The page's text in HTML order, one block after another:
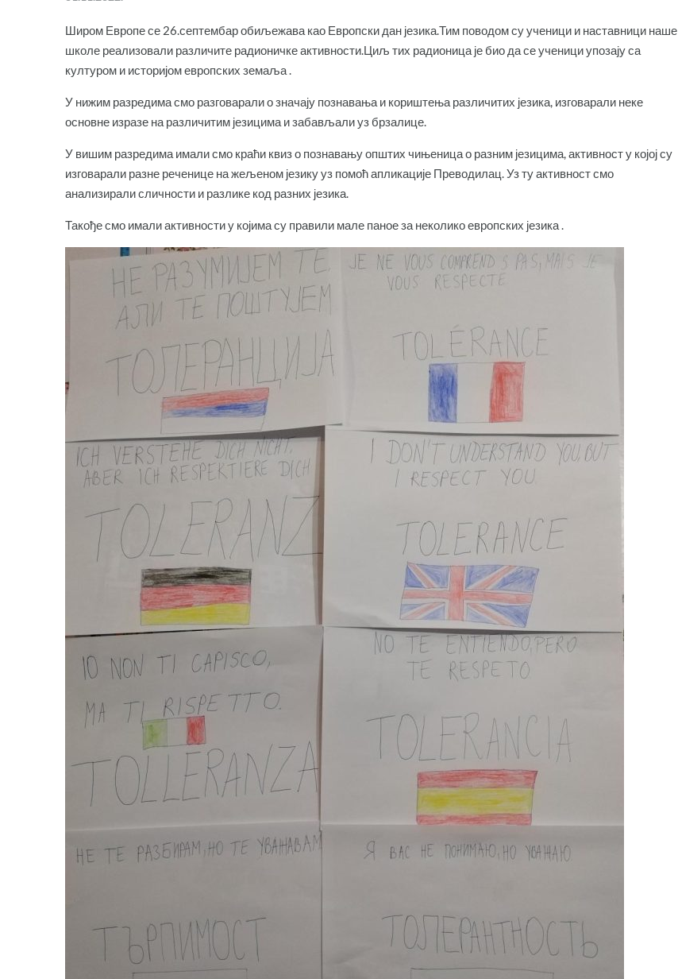
Широм Европе се 26.септембар обиљежава као Европски дан језика.Тим поводом су ученици и наставници наше
школе реализовали различите радионичке активности.Циљ тих радионица је био да се ученици упозају са
културом и историјом европских земаља .
У нижим разредима смо разговарали о значају познавања и кориштења различитих језика, изговарали неке
основне изразе на различитим језицима и забављали уз брзалице.
У вишим разредима имали смо краћи квиз о познавању општих чињеница о разним језицима, активност у којој су
изговарали разне реченице на жељеном језику уз помоћ апликације Преводилац. Уз ту активност смо
анализирали сличности и разлике код разних језика.
Такође смо имали активности у којима су правили мале паное за неколико европских језика .